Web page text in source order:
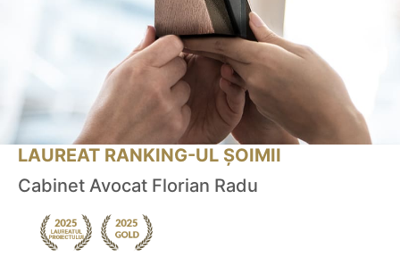
LAUREAT RANKING-UL ȘOIMII
Cabinet Avocat Florian Radu